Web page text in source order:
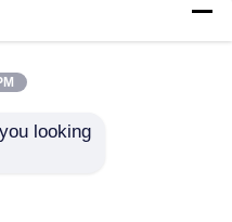
looking